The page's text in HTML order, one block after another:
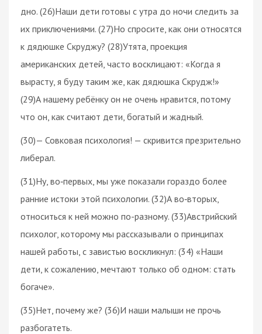
дно. (26)Наши дети готовы с утра до ночи следить за
их приключениями. (27)Но спросите, как они относятся
к дядюшке Скруджу? (28)Утята, проекция
американских детей, часто восклицают: «Когда я
вырасту, я буду таким же, как дядюшка Скрудж!»
(29)А нашему ребёнку он не очень нравится, потому
что он, как считают дети, богатый и жадный.
(30)— Совковая психология! — скривится презрительно
либерал.
(31)Ну, во‑первых, мы уже показали гораздо более
ранние истоки этой психологии. (32)А во‑вторых,
относиться к ней можно по-разному. (33)Австрийский
психолог, которому мы рассказывали о принципах
нашей работы, с завистью воскликнул: (34) «Наши
дети, к сожалению, мечтают только об одном: стать
богаче».
(35)Нет, почему же? (36)И наши малыши не прочь
разбогатеть.